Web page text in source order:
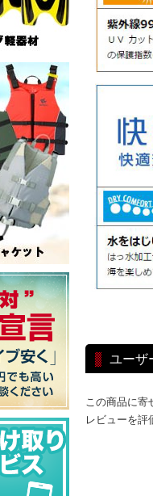
ユーザ
この商品に寄
レビューを評